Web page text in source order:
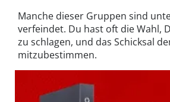
Manche dieser Gruppen sind
verfeindet. Du hast oft die Wahl,
zu schlagen, und das Schicksal
mitzubestimmen.